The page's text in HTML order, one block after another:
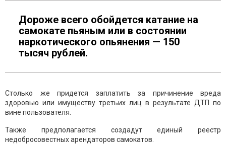
Дороже всего обойдется катание на
самокате пьяным или в состоянии
наркотического опьянения — 150
тысяч рублей.
Столько же придется заплатить за причинение вреда
здоровью или имуществу третьих лиц в результате ДТП по
вине пользователя.
Также предполагается создадут единый реестр
недобросовестных арендаторов самокатов.